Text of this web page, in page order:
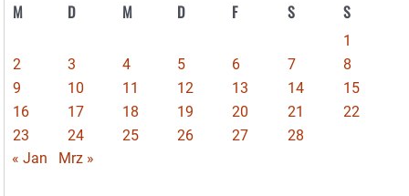
M D M D F S S
1
2
3 4 5 6 7
8
9
10 11 12 13 14
15
16
17 18 19 20 21
22
23
24 25 26 27
28
« Jan
Mrz »